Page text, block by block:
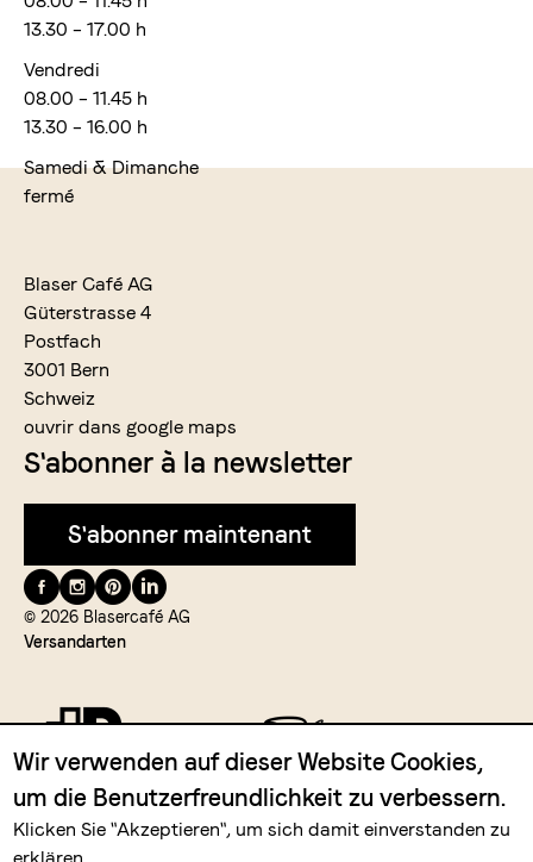
13.30 – 17.00 h
Vendredi
08.00 – 11.45 h
13.30 – 16.00 h
Samedi & Dimanche
fermé
Blaser Café AG
Güterstrasse 4
Postfach
3001 Bern
Schweiz
ouvrir dans google maps
S'abonner à la newsletter
S'abonner maintenant
Suivez-
nous
© 2026 Blasercafé AG
Versandarten
Zahlungsmittel
Wir verwenden auf dieser Website Cookies,
um die Benutzerfreundlichkeit zu verbessern.
Klicken Sie "Akzeptieren", um sich damit einverstanden zu